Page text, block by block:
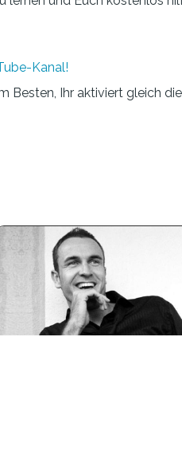
Kanal!
Besten, Ihr aktiviert gleich